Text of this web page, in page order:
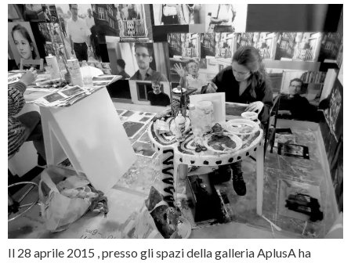
Il 28 aprile 2015 , presso gli spazi della galleria AplusA ha